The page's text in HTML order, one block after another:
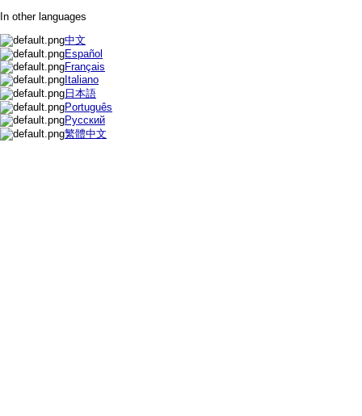
In other languages
中文
Español
Français
Italiano
日本語
Português
Русский
繁體中文